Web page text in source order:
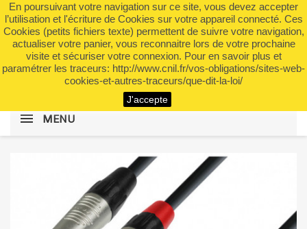
En poursuivant votre navigation sur ce site, vous devez accepter
l’utilisation et l'écriture de Cookies sur votre appareil connecté. Ces
Cookies (petits fichiers texte) permettent de suivre votre navigation,
actualiser votre panier, vous reconnaitre lors de votre prochaine
visite et sécuriser votre connexion. Pour en savoir plus et
paramétrer les traceurs: http://www.cnil.fr/vos-obligations/sites-web-
cookies-et-autres-traceurs/que-dit-la-loi/
J'accepte
 shopping_cart (0)

search
MENU